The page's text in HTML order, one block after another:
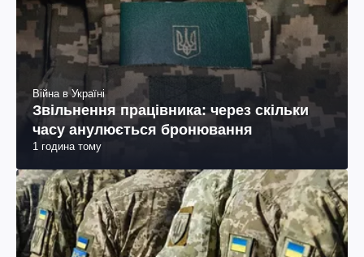
Війна в Україні
Звільнення працівника: через скільки
часу анулюється бронювання
1 година тому